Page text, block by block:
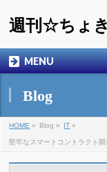
週刊☆ちょ
MENU
Blog
HOME » Blog » IT »
堅牢なスマートコントラクト